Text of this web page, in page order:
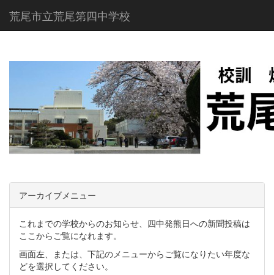
荒尾市立荒尾第四中学校
アーカイブメニュー
これまでの学校からのお知らせ、四中発熊日への新聞投稿は
ここからご覧になれます。
画面左、または、下記のメニューからご覧になりたい年度な
どを選択してください。